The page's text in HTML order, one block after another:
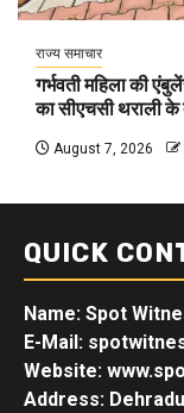
राज्य समाचार
गर्भवती महिला की
का सीएचसी थराली के
August 7, 2026
QUICK
Name: Spot
E-Mail:
Website:
Address: